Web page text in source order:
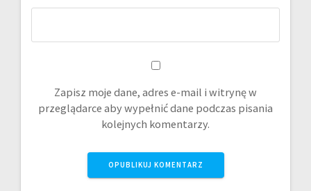
Zapisz moje dane, adres e-mail i witrynę w
przeglądarce aby wypełnić dane podczas pisania
kolejnych komentarzy.